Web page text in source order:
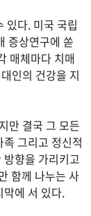
있다. 미국 국립
증상연구에 쏟
매체마다 치매
인의 건강을 지
만 결국 그 모든
그리고 정신적
향을 가리키고
함께 나누는 사
막에 서 있다.